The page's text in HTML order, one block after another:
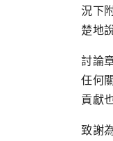
況下
楚地
討論
任何
貢獻
致謝